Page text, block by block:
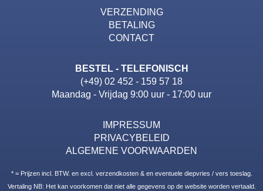
VERZENDING
BETALING
CONTACT
BESTEL - TELEFONISCH
(+49) 02 452 - 159 57 18
Maandag - Vrijdag 9:00 uur - 17:00 uur
IMPRESSUM
PRIVACYBELEID
ALGEMENE VOORWAARDEN
* = Prijzen incl. BTW. en excl. verzendkosten & en eventuele diepvries / vers toeslag.
Vertaling NB: Het kan voorkomen dat niet alle gegevens op de website worden vertaald.